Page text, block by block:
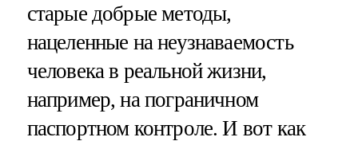
старые добрые методы,
нацеленные на неузнаваемость
человека в реальной жизни,
например, на пограничном
паспортном контроле. И вот как